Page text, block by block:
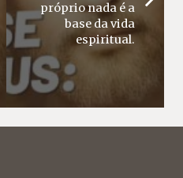
próprio nada é a
base da vida
espiritual.